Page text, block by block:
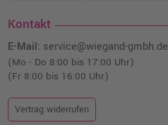
Kontakt
E-Mail: service@wiegand-gmbh.de
(Mo - Do 8:00 bis 17:00 Uhr)
(Fr 8:00 bis 16:00 Uhr)
Vertrag widerrufen